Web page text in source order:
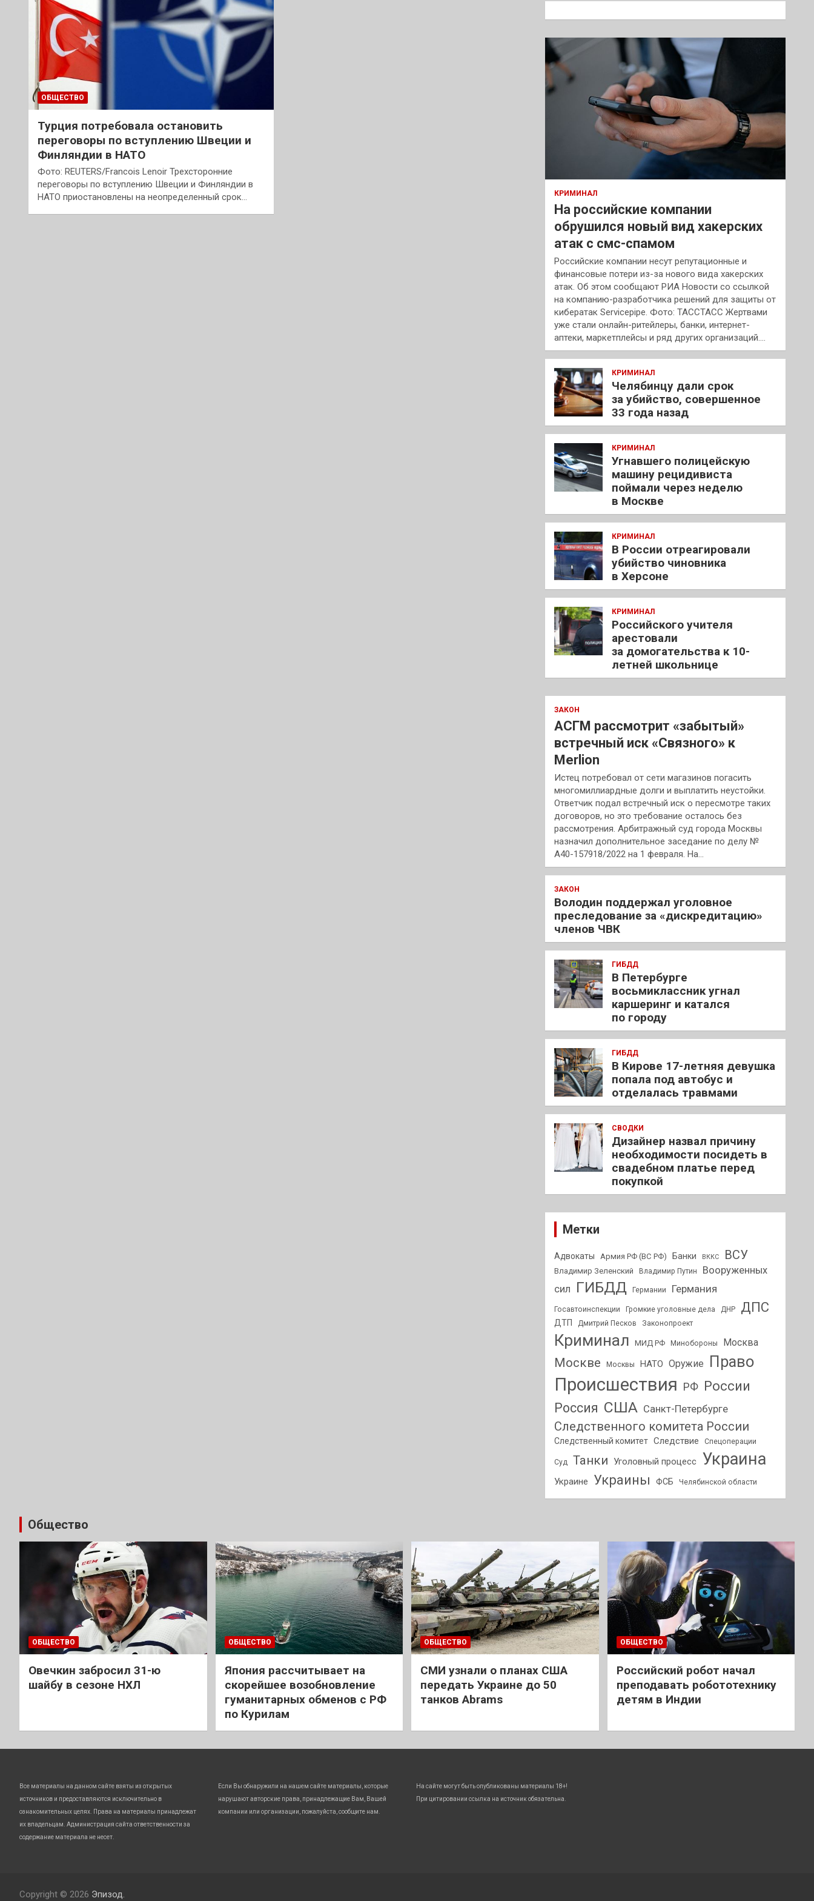
ОБЩЕСТВО
Турция потребовала остановить
переговоры по вступлению Швеции и
Финляндии в НАТО
Фото: REUTERS/Francois Lenoir Трехсторонние
переговоры по вступлению Швеции и Финляндии в
НАТО приостановлены на неопределенный срок…
к
КРИМИНАЛ
На российские компании
обрушился новый вид хакерских
атак с смс-спамом
Российские компании несут репутационные и
финансовые потери из-за нового вида хакерских
атак. Об этом сообщают РИА Новости со ссылкой
на компанию-разработчика решений для защиты от
кибератак Servicepipe. Фото: ТАССТАСС Жертвами
уже стали онлайн-ритейлеры, банки, интернет-
аптеки, маркетплейсы и ряд других организаций.…
КРИМИНАЛ
Челябинцу дали срок
за убийство, совершенное
33 года назад
КРИМИНАЛ
Угнавшего полицейскую
машину рецидивиста
поймали через неделю
в Москве
КРИМИНАЛ
В России отреагировали
убийство чиновника
в Херсоне
КРИМИНАЛ
Российского учителя
арестовали
за домогательства к 10-
летней школьнице
ЗАКОН
АСГМ рассмотрит «забытый»
встречный иск «Связного» к
Merlion
Истец потребовал от сети магазинов погасить
многомиллиардные долги и выплатить неустойки.
Ответчик подал встречный иск о пересмотре таких
договоров, но это требование осталось без
рассмотрения. Арбитражный суд города Москвы
назначил дополнительное заседание по делу №
А40-157918/2022 на 1 февраля. На…
ЗАКОН
Володин поддержал уголовное
преследование за «дискредитацию»
членов ЧВК
ГИБДД
В Петербурге
восьмиклассник угнал
каршеринг и катался
по городу
ГИБДД
В Кирове 17-летняя девушка
попала под автобус и
отделалась травмами
СВОДКИ
Дизайнер назвал причину
необходимости посидеть в
свадебном платье перед
покупкой
Метки
Адвокаты Армия РФ (ВС РФ) Банки ВККС ВСУ
Владимир Зеленский Владимир Путин
Вооруженных
сил
ГИБДД Германии Германия
Госавтоинспекции Громкие уголовные дела ДНР ДПС
ДТП Дмитрий Песков Законопроект
Криминал МИД РФ Минобороны Москва
Москве Москвы НАТО Оружие Право
Происшествия РФ России
Россия США Санкт-Петербурге
Следственного комитета России
Следственный комитет Следствие Спецоперации
Суд Танки Уголовный процесс Украина
Украине Украины ФСБ Челябинской области
Общество
ОБЩЕСТВО
Овечкин забросил 31-ю
шайбу в сезоне НХЛ
ОБЩЕСТВО
Япония рассчитывает на
скорейшее возобновление
гуманитарных обменов с РФ
по Курилам
ОБЩЕСТВО
СМИ узнали о планах США
передать Украине до 50
танков Abrams
ОБЩЕСТВО
Российский робот начал
преподавать робототехнику
детям в Индии
Все материалы на данном сайте взяты из открытых
источников и предоставляются исключительно в
ознакомительных целях. Права на материалы принадлежат
их владельцам. Администрация сайта ответственности за
содержание материала не несет.
Если Вы обнаружили на нашем сайте материалы, которые
нарушают авторские права, принадлежащие Вам, Вашей
компании или организации, пожалуйста, сообщите нам.
На сайте могут быть опубликованы материалы 18+!
При цитировании ссылка на источник обязательна.
Copyright © 2026 Эпизод.